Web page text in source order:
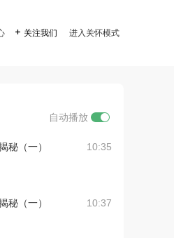
 关注我们 进入关怀模式
自动播放
秘（一）
10:35
秘（一）
10:37